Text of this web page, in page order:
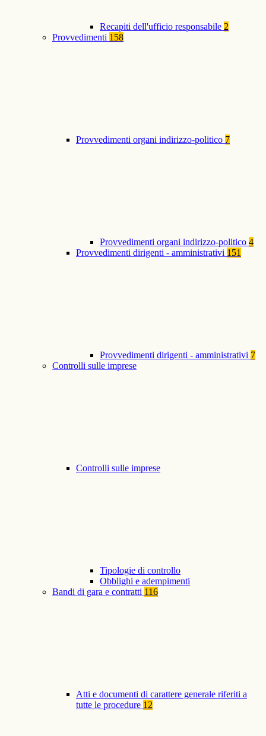
Recapiti dell'ufficio responsabile 2
Provvedimenti 158
Provvedimenti organi indirizzo-politico 7
Provvedimenti organi indirizzo-politico 4
Provvedimenti dirigenti - amministrativi 151
Provvedimenti dirigenti - amministrativi 7
Controlli sulle imprese
Controlli sulle imprese
Tipologie di controllo
Obblighi e adempimenti
Bandi di gara e contratti 116
Atti e documenti di carattere generale riferiti a
tutte le procedure 12